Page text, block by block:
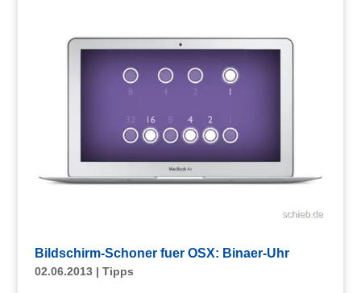
Bildschirm-Schoner fuer OSX: Binaer-Uhr
02.06.2013| Tipps